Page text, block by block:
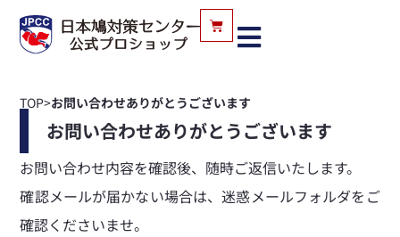
TOP>お問い合わせありがとうございます
お問い合わせありがとうございます
お問い合わせ内容を確認後、随時ご返信いたします。
確認メールが届かない場合は、迷惑メールフォルダをご
確認くださいませ。